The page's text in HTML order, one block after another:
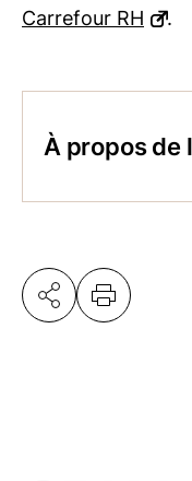
Carrefour RH
.
À propos de
conseillers en
est la